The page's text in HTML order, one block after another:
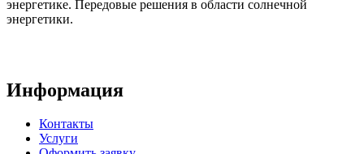
энергетике. Передовые решения в области солнечной
энергетики.
Информация
Контакты
Услуги